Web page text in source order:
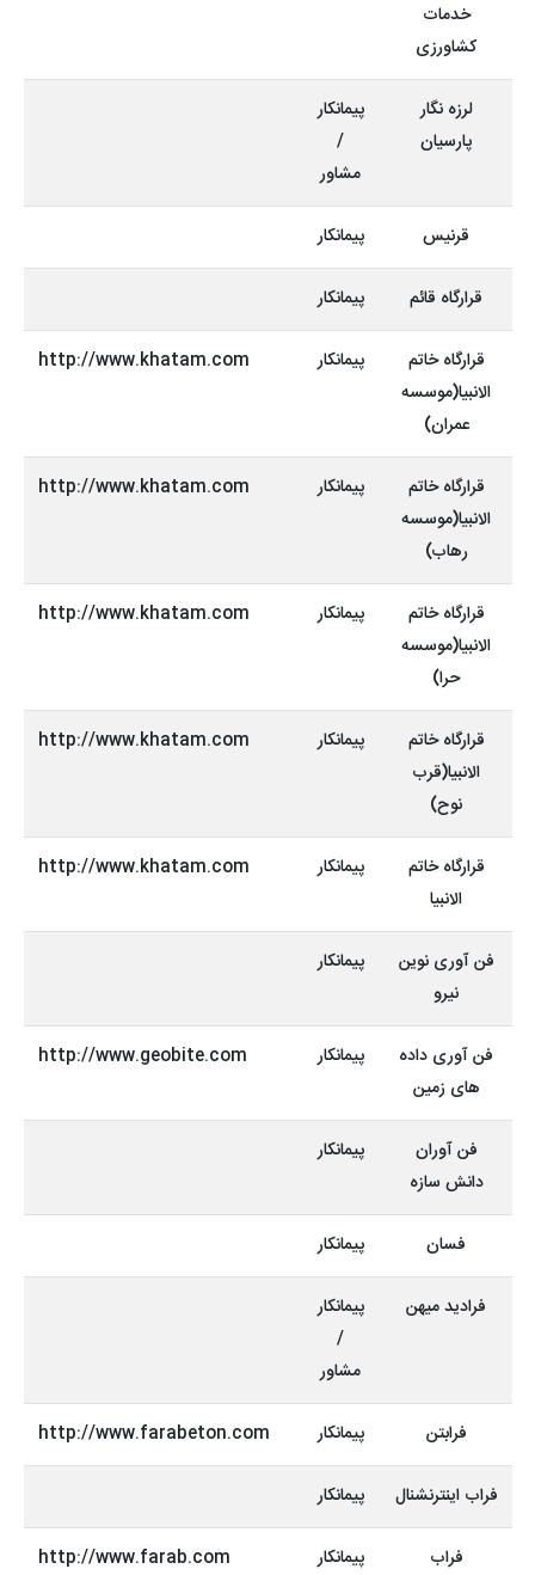
خدمات
کشاورزی
لرزه نگار
پارسیان
پیمانکار
/
مشاور
قرنیس پیمانکار
قرارگاه قائم پیمانکار
قرارگاه خاتم
الانبیا(موسسه
عمران)
پیمانکار http://www.khatam.com
قرارگاه خاتم
الانبیا(موسسه
رهاب)
پیمانکار http://www.khatam.com
قرارگاه خاتم
الانبیا(موسسه
حرا)
پیمانکار http://www.khatam.com
قرارگاه خاتم
الانبیا(قرب
نوح)
پیمانکار http://www.khatam.com
قرارگاه خاتم
الانبیا
پیمانکار http://www.khatam.com
فن آوری نوین
نیرو
پیمانکار
فن آوری داده
های زمین
پیمانکار http://www.geobite.com
فن آوران
دانش سازه
پیمانکار
فسان پیمانکار
فرادید میهن
پیمانکار
/
مشاور
فرابتن پیمانکار http://www.farabeton.com
فراب اینترنشنال پیمانکار
فراب
پیمانکار
http://www.farab.com